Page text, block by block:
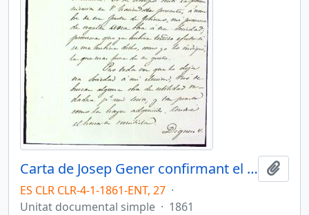
Carta de Josep Gener confirmant el donatiu d'una obra per a la biblioteca de l'entitat
ES CLR CLR-4-1-1861-ENT, 27 ·
Unitat documental simple · 1861